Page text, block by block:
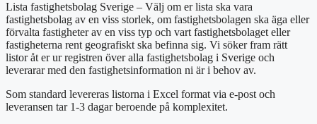
Lista fastighetsbolag Sverige – Välj om er lista ska vara
fastighetsbolag av en viss storlek, om fastighetsbolagen ska äga eller
förvalta fastigheter av en viss typ och vart fastighetsbolaget eller
fastigheterna rent geografiskt ska befinna sig. Vi söker fram rätt
listor åt er ur registren över alla fastighetsbolag i Sverige och
leverarar med den fastighetsinformation ni är i behov av.
Som standard levereras listorna i Excel format via e-post och
leveransen tar 1-3 dagar beroende på komplexitet.